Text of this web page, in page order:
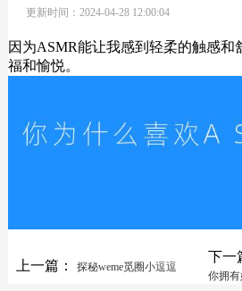
更新时间：2024-04-28 12:00:04
因为ASMR能让我感到轻柔的触感和
福和愉悦。
上一篇： 探秘weme觅圈小逗逗
下一
你拥有